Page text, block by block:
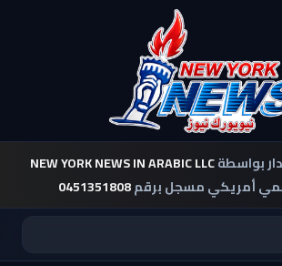
بواسطةNEW YORK NEWS IN ARABIC LLC
أمريكي مسجل برقم0451351808